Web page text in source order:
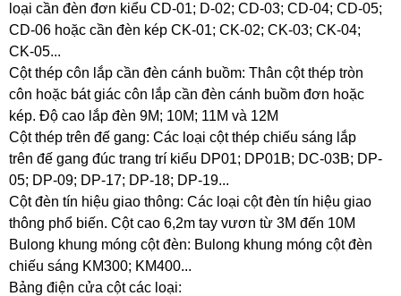
loại cần đèn đơn kiểu CD-01; D-02; CD-03; CD-04; CD-05;
CD-06 hoặc cần đèn kép CK-01; CK-02; CK-03; CK-04;
CK-05...
Cột thép côn lắp cần đèn cánh buồm: Thân cột thép tròn
côn hoặc bát giác côn lắp cần đèn cánh buồm đơn hoặc
kép. Độ cao lắp đèn 9M; 10M; 11M và 12M
Cột thép trên đế gang: Các loại cột thép chiếu sáng lắp
trên đế gang đúc trang trí kiểu DP01; DP01B; DC-03B; DP-
05; DP-09; DP-17; DP-18; DP-19...
Cột đèn tín hiệu giao thông: Các loại cột đèn tín hiệu giao
thông phổ biến. Cột cao 6,2m tay vươn từ 3M đến 10M
Bulong khung móng cột đèn: Bulong khung móng cột đèn
chiếu sáng KM300; KM400...
Bảng điện cửa cột các loại: